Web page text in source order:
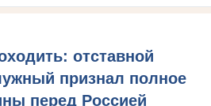
отставной
признал полное
перед Россией